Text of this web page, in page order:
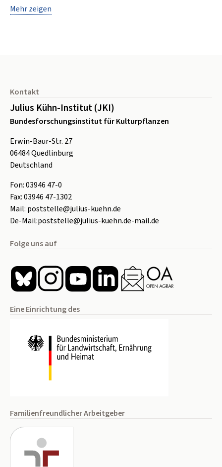
Mehr zeigen
Kontakt
Julius Kühn-Institut (JKI)
Bundesforschungsinstitut für Kulturpflanzen
Erwin-Baur-Str. 27
06484Quedlinburg
Deutschland
Fon:03946 47-0
Fax:03946 47-1302
Mail: poststelle@julius-kuehn.de
De-Mail:poststelle@julius-kuehn.de-mail.de
Folge uns auf
Eine Einrichtung des
Familienfreundlicher Arbeitgeber